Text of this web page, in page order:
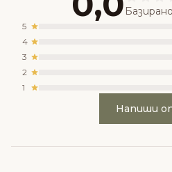
5
4
3
2
1
Напиши